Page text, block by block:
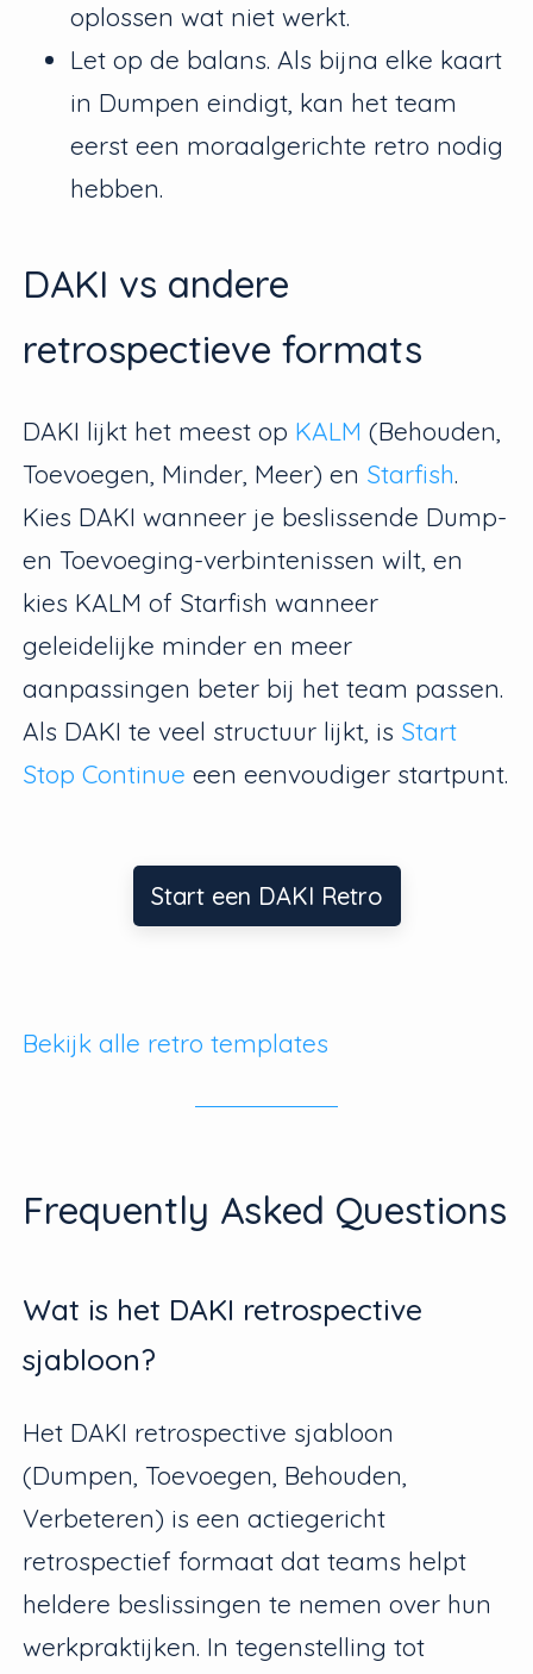
oplossen wat niet werkt.
Let op de balans. Als bijna elke kaart
in Dumpen eindigt, kan het team
eerst een moraalgerichte retro nodig
hebben.
DAKI vs andere
retrospectieve formats
DAKI lijkt het meest op KALM (Behouden,
Toevoegen, Minder, Meer) en Starfish.
Kies DAKI wanneer je beslissende Dump-
en Toevoeging-verbintenissen wilt, en
kies KALM of Starfish wanneer
geleidelijke minder en meer
aanpassingen beter bij het team passen.
Als DAKI te veel structuur lijkt, is Start
Stop Continue een eenvoudiger startpunt.
Start een DAKI Retro
Bekijk alle retro templates
Frequently Asked Questions
Wat is het DAKI retrospective
sjabloon?
Het DAKI retrospective sjabloon
(Dumpen, Toevoegen, Behouden,
Verbeteren) is een actiegericht
retrospectief formaat dat teams helpt
heldere beslissingen te nemen over hun
werkpraktijken. In tegenstelling tot